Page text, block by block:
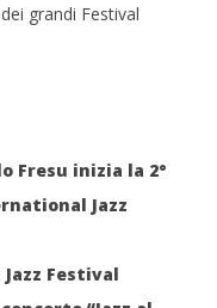
grandi Festival
Fresu inizia la 2°
Jazz
Festival